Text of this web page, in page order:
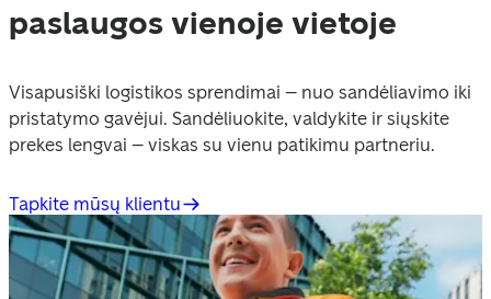
paslaugos vienoje vietoje
Visapusiški logistikos sprendimai – nuo sandėliavimo iki
pristatymo gavėjui. Sandėliuokite, valdykite ir siųskite
prekes lengvai – viskas su vienu patikimu partneriu.
Tapkite mūsų klientu